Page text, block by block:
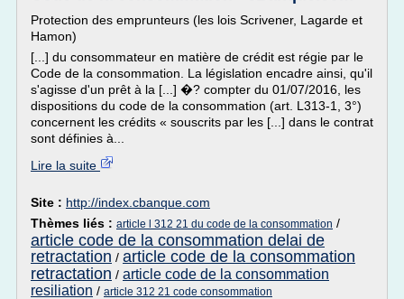
Protection des emprunteurs (les lois Scrivener, Lagarde et
Hamon)
[...] du consommateur en matière de crédit est régie par le
Code de la consommation. La législation encadre ainsi, qu'il
s'agisse d'un prêt à la [...] �? compter du 01/07/2016, les
dispositions du code de la consommation (art. L313-1, 3°)
concernent les crédits « souscrits par les [...] dans le contrat
sont définies à...
Lire la suite
Site : http://index.cbanque.com
Thèmes liés : article l 312 21 du code de la consommation /
article code de la consommation delai de
retractation / article code de la consommation
retractation / article code de la consommation
resiliation / article 312 21 code consommation